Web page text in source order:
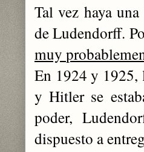
Tal vez haya
de Ludendorff.
muy
En 1924 y 1925,
y Hitler se
poder,
dispuesto a